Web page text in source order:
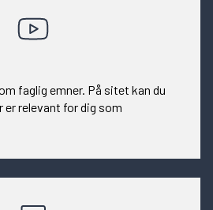
faglig emner. På sitet kan du
relevant for dig som